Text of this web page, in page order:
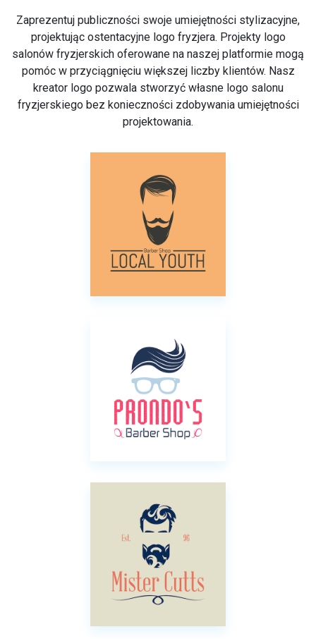
Zaprezentuj publiczności swoje umiejętności stylizacyjne,
projektując ostentacyjne logo fryzjera. Projekty logo
salonów fryzjerskich oferowane na naszej platformie mogą
pomóc w przyciągnięciu większej liczby klientów. Nasz
kreator logo pozwala stworzyć własne logo salonu
fryzjerskiego bez konieczności zdobywania umiejętności
projektowania.